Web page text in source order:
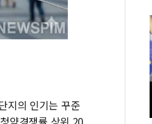
지의 인기는 꾸준